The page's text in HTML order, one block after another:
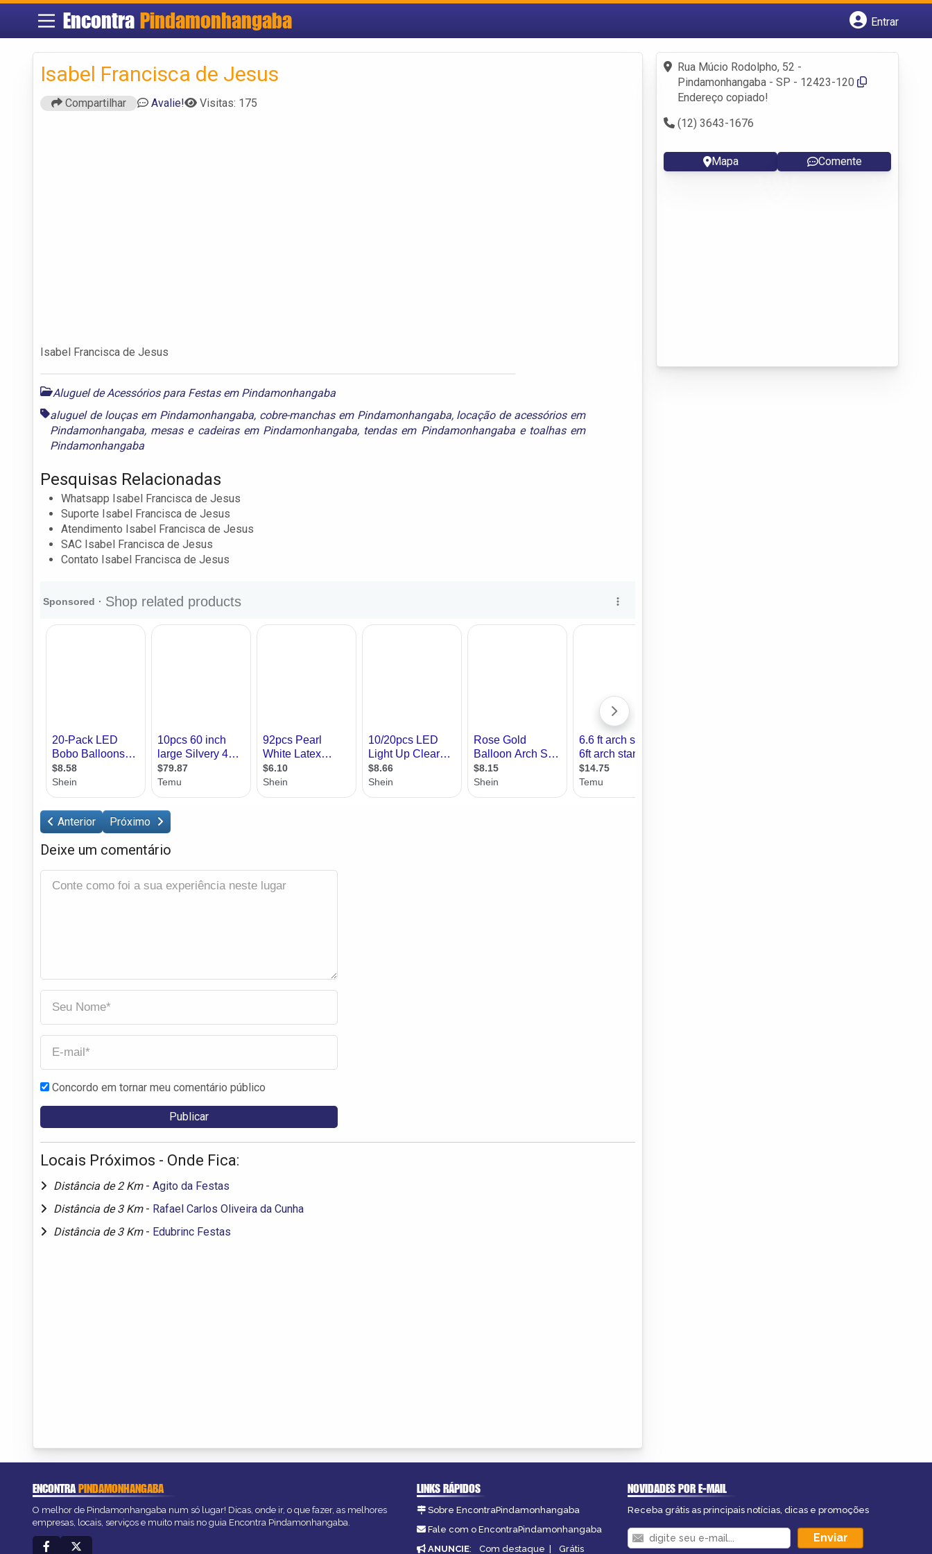
Encontra Pindamonhangaba
Entrar
Fazer login
Criar conta
Isabel Francisca de Jesus
Compartilhar Avalie! Visitas: 175
Isabel Francisca de Jesus
Aluguel de Acessórios para Festas em Pindamonhangaba
aluguel de louças em Pindamonhangaba, cobre-manchas em Pindamonhangaba, locação de acessórios em
Pindamonhangaba, mesas e cadeiras em Pindamonhangaba, tendas em Pindamonhangabae toalhas em
Pindamonhangaba
Pesquisas Relacionadas
Whatsapp Isabel Francisca de Jesus
Suporte Isabel Francisca de Jesus
Atendimento Isabel Francisca de Jesus
SAC Isabel Francisca de Jesus
Contato Isabel Francisca de Jesus
Anterior Próximo
Deixe um comentário
Concordo em tornar meu comentário público
Locais Próximos - Onde Fica:
Distância de 2 Km - Agito da Festas
Distância de 3 Km - Rafael Carlos Oliveira da Cunha
Distância de 3 Km - Edubrinc Festas
Rua Múcio Rodolpho, 52 -
Pindamonhangaba - SP - 12423-120
Endereço copiado!
(12) 3643-1676
Mapa Comente
ENCONTRAPINDAMONHANGABA
O melhor de Pindamonhangaba num só lugar! Dicas, onde ir, o que fazer, as melhores
empresas, locais, serviços e muito mais no guia Encontra Pindamonhangaba.
LINKS RÁPIDOS
Sobre EncontraPindamonhangaba
Fale com o EncontraPindamonhangaba
ANUNCIE: Com destaque | Grátis
NOVIDADES POR E-MAIL
Receba grátis as principais notícias, dicas e promoções